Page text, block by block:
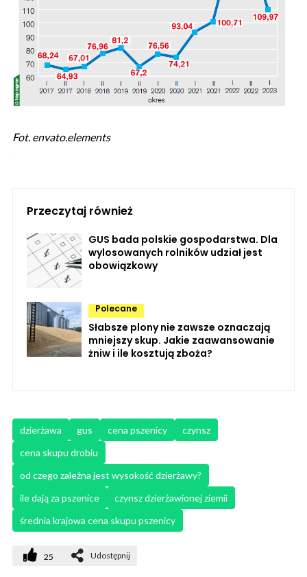
Fot. envato.elements
Przeczytaj również
GUS bada polskie gospodarstwa. Dla
wylosowanych rolników udział jest
obowiązkowy
Polecane
Słabsze plony nie zawsze oznaczają
mniejszy skup. Jakie zaawansowanie
żniw i ile kosztują zboża?
dzierżawa gus cena pszenicy
czynsz
cena skupu drobiu
od czego zależna jest wysokość dzierżawy?
ile dają za pszenice
czynsz dzierżawionej ziemii
średnia krajowa cena skupu pszenicy
25 Udostępnij